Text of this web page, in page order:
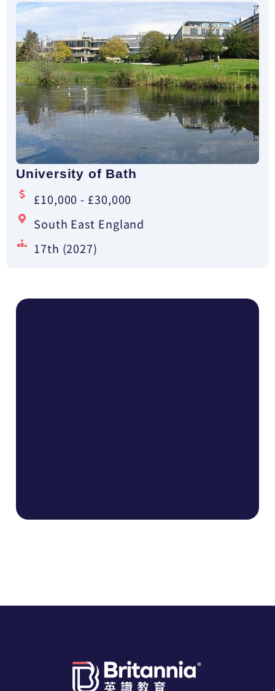
University of Bath
£10,000 - £30,000
South East England
17th (2027)